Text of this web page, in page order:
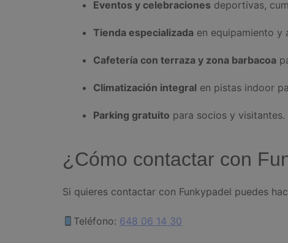
Eventos y celebraciones deportivas,
Tienda especializada en equipamiento y
Cafetería con terraza y zona barbacoa
Climatización integral en pistas indoor
Parking gratuito para socios y visitantes.
¿Cómo contactar con
Si quieres contactar con Funkypadel puedes
Teléfono: 648 06 14 30